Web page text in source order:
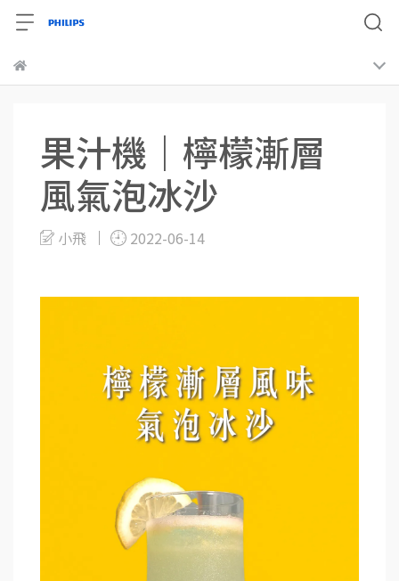
果汁機｜檸檬漸層
風氣泡冰沙
小飛 2022-06-14